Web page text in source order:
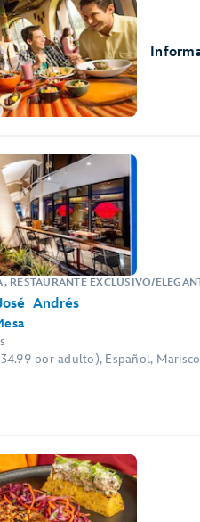
RESTAURANTE EXCLUSIVO/
Andrés
por adulto), Español,